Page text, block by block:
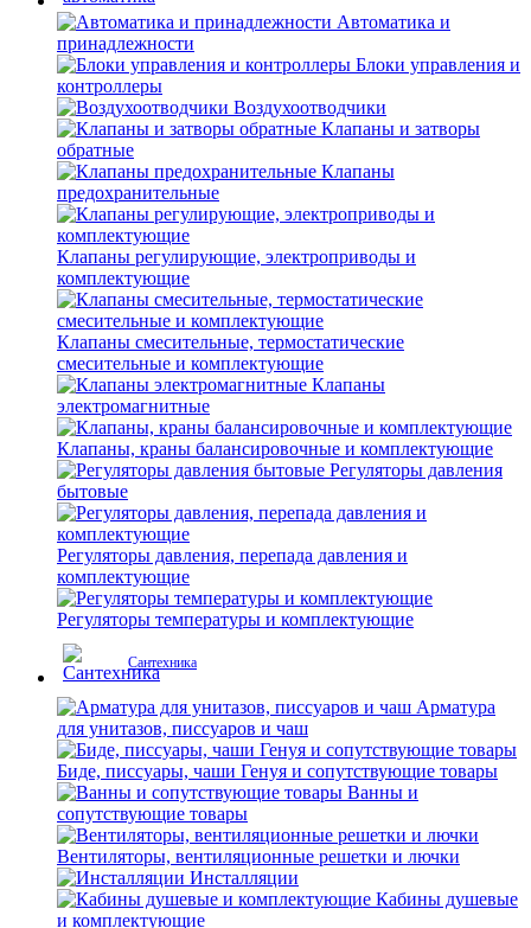
Автоматика и
принадлежности
Блоки управления и
контроллеры
Воздухоотводчики
Клапаны и затворы
обратные
Клапаны
предохранительные
Клапаны регулирующие, электроприводы и
комплектующие
Клапаны смесительные, термостатические
смесительные и комплектующие
Клапаны
электромагнитные
Клапаны, краны балансировочные и комплектующие
Регуляторы давления
бытовые
Регуляторы давления, перепада давления и
комплектующие
Регуляторы температуры и комплектующие
Сантехника
Арматура
для унитазов, писсуаров и чаш
Биде, писсуары, чаши Генуя и сопутствующие товары
Ванны и
сопутствующие товары
Вентиляторы, вентиляционные решетки и лючки
Инсталляции
Кабины душевые
и комплектующие